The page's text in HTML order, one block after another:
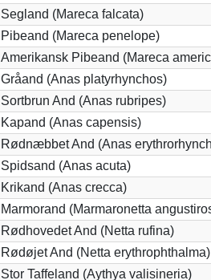
Segland (Mareca falcata)
Pibeand (Mareca penelope)
Amerikansk Pibeand (Mareca
Gråand (Anas platyrhynchos)
Sortbrun And (Anas rubripes)
Kapand (Anas capensis)
Rødnæbbet And (Anas
Spidsand (Anas acuta)
Krikand (Anas crecca)
Marmorand (Marmaronetta
Rødhovedet And (Netta rufina)
Rødøjet And (Netta erythrophthalma)
Stor Taffeland (Aythya valisineria)